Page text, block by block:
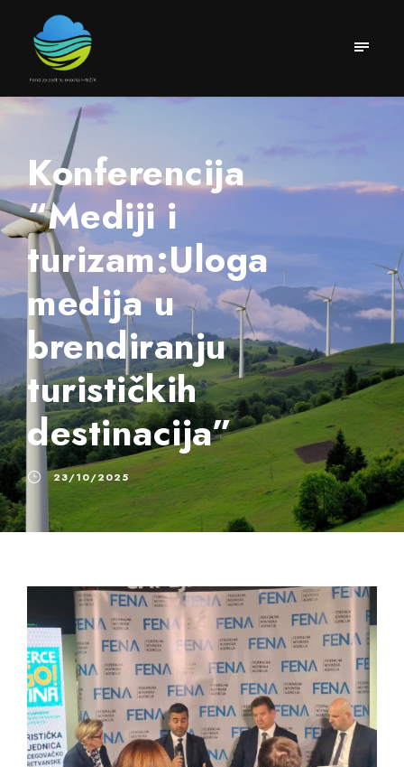
Konferencija
“Mediji i
turizam:Uloga
medija u
brendiranju
turističkih
destinacija”
23/10/2025